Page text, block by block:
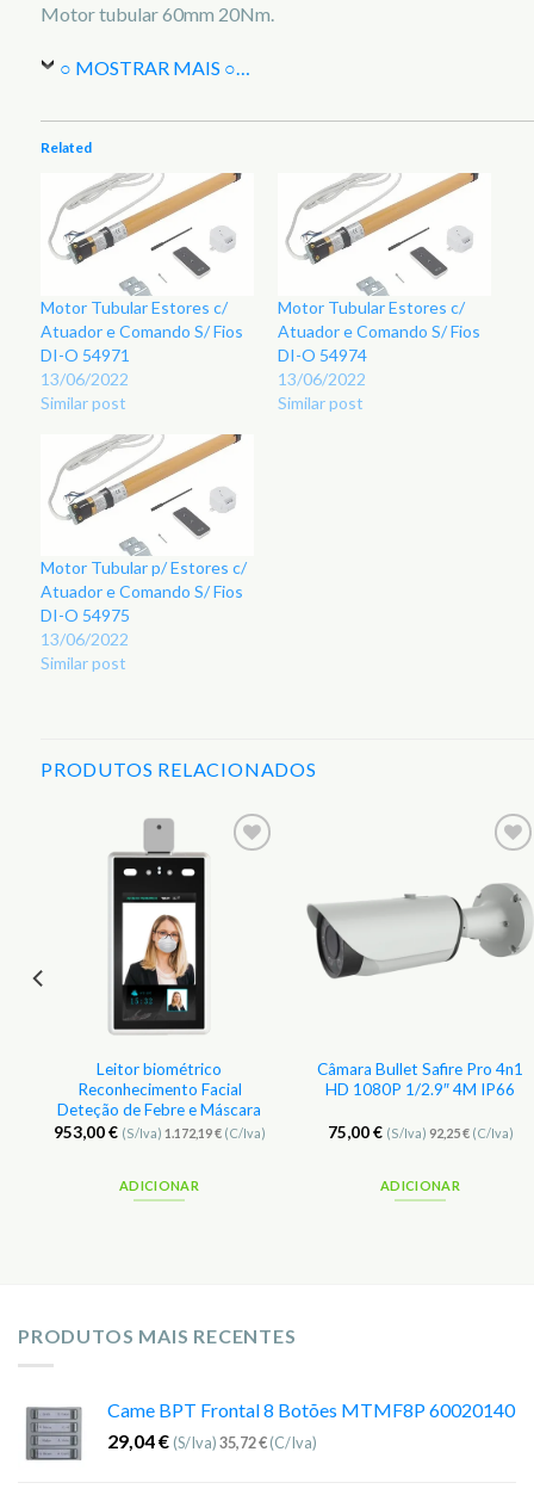
Motor tubular 60mm 20Nm.
○ MOSTRAR MAIS ○…
Related
Motor Tubular Estores c/
Atuador e Comando S/ Fios
DI-O 54971
13/06/2022
Similar post
Motor Tubular Estores c/
Atuador e Comando S/ Fios
DI-O 54974
13/06/2022
Similar post
Motor Tubular p/ Estores c/
Atuador e Comando S/ Fios
DI-O 54975
13/06/2022
Similar post
PRODUTOS RELACIONADOS
Leitor biométrico
Reconhecimento Facial
Deteção de Febre e Máscara
953,00€ (S/Iva) 1.172,19€(C/Iva)
ADICIONAR
aos
Favoritos
Câmara Bullet Safire Pro 4n1
HD 1080P 1/2.9″ 4M IP66
75,00€ (S/Iva) 92,25€(C/Iva)
ADICIONAR
PRODUTOS MAIS RECENTES
Came BPT Frontal 8 Botões MTMF8P 60020140
29,04€ (S/Iva)35,72€(C/Iva)